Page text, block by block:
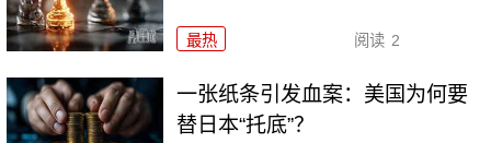
最热 阅读 2
一张纸条引发血案：美国为何要
替日本“托底”？